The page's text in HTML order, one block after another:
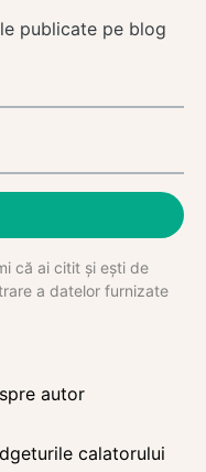
publicate pe blog
că ai citit și ești de
a datelor furnizate
autor
calatorului